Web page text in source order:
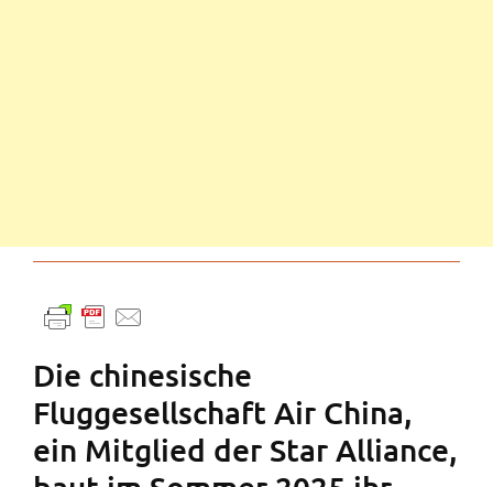
Die chinesische
Fluggesellschaft Air China,
ein Mitglied der Star Alliance,